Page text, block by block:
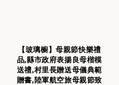
【玻璃櫥】母親節快樂禮
品,縣市政府表揚良母楷模
送禮,村里長贈送母儀典範
贈書,陸軍航空旅母親節致